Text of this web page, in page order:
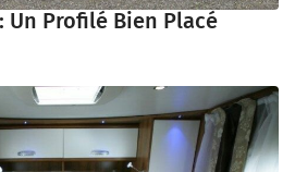
Un Profilé Bien Placé